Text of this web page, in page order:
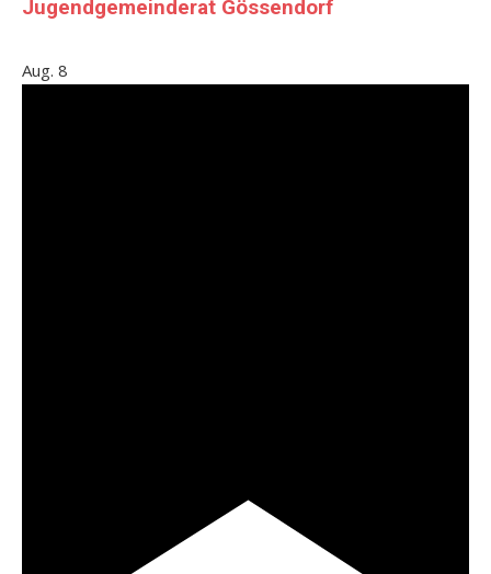
Jugendgemeinderat Gössendorf
Aug. 8